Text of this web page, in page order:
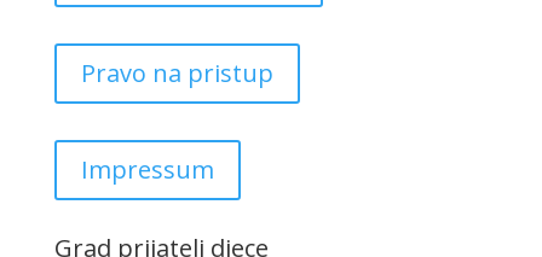
Pravo na pristup
Impressum
Grad prijatelj djece